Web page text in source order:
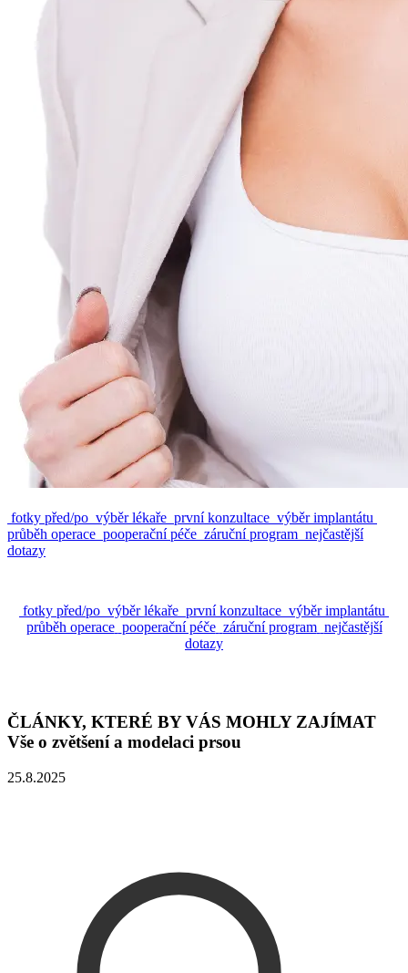
fotky před/po výběr lékaře první konzultace výběr implantátu
průběh operace pooperační péče záruční program nejčastější
dotazy
fotky před/po výběr lékaře první konzultace výběr implantátu
průběh operace pooperační péče záruční program nejčastější
dotazy
ČLÁNKY, KTERÉ BY VÁS MOHLY ZAJÍMAT
Vše o zvětšení a modelaci prsou
25.8.2025